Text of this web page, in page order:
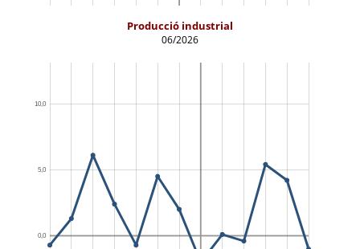
Producció industrial
06/2026